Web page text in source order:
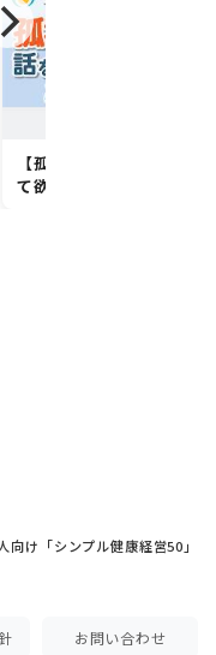
【孤独で寂しいという思
て欲しい】人へのメッセ
向け「シンプル健康経営50」
お問い合わせ